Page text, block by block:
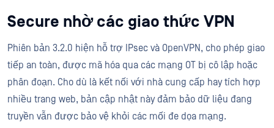
Secure nhờ các giao thức VPN
Phiên bản 3.2.0 hiện hỗ trợ IPsec và OpenVPN, cho phép giao
tiếp an toàn, được mã hóa qua các mạng OT bị cô lập hoặc
phân đoạn. Cho dù là kết nối với nhà cung cấp hay tích hợp
nhiều trang web, bản cập nhật này đảm bảo dữ liệu đang
truyền vẫn được bảo vệ khỏi các mối đe dọa mạng.